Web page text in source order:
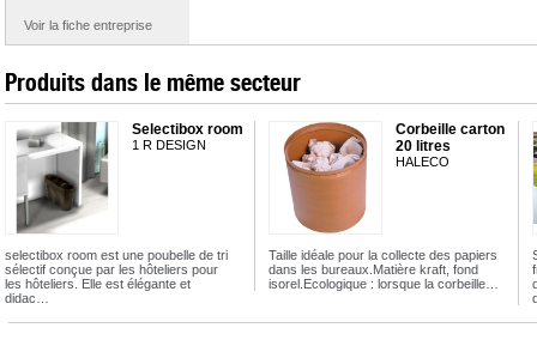
Voir la fiche entreprise
Produits dans le même secteur
Selectibox room
1 R DESIGN
selectibox room est une poubelle de tri
sélectif conçue par les hôteliers pour
les hôteliers. Elle est élégante et
didac…
Corbeille carton
20 litres
HALECO
Taille idéale pour la collecte des papiers
dans les bureaux.Matière kraft, fond
isorel.Ecologique : lorsque la corbeille…